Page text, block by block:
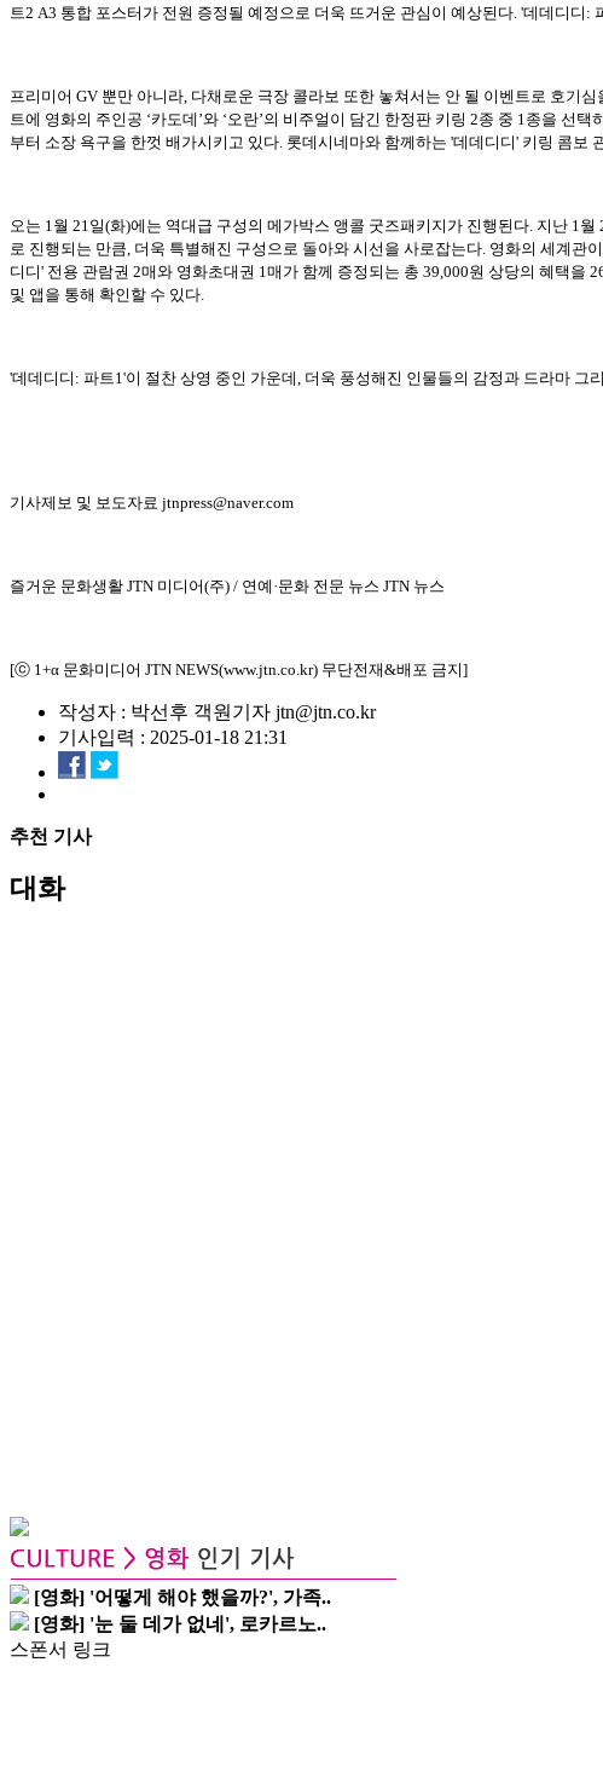
트2 A3 통합 포스터가 전원 증정될 예정으로 더욱 뜨거운 관심이 예상된다. '데데디디
프리미어 GV 뿐만 아니라, 다채로운 극장 콜라보 또한 놓쳐서는 안 될 이벤트로 호기
트에 영화의 주인공 ‘카도데’와 ‘오란’의 비주얼이 담긴 한정판 키링 2종 중 1종을
부터 소장 욕구을 한껏 배가시키고 있다. 롯데시네마와 함께하는 '데데디디' 키링 콤
오는 1월 21일(화)에는 역대급 구성의 메가박스 앵콜 굿즈패키지가 진행된다. 지난 1
로 진행되는 만큼, 더욱 특별해진 구성으로 돌아와 시선을 사로잡는다. 영화의 세계
디디' 전용 관람권 2매와 영화초대권 1매가 함께 증정되는 총 39,000원 상당의 혜택
및 앱을 통해 확인할 수 있다.
'데데디디: 파트1'이 절찬 상영 중인 가운데, 더욱 풍성해진 인물들의 감정과 드라마
기사제보 및 보도자료 jtnpress@naver.com
즐거운 문화생활 JTN 미디어(주) / 연예·문화 전문 뉴스 JTN 뉴스
[ⓒ 1+α 문화미디어 JTN NEWS(www.jtn.co.kr) 무단전재&배포 금지]
작성자 : 박선후 객원기자 jtn@jtn.co.kr
기사입력 : 2025-01-18 21:31
추천 기사
대화
[영화] '어떻게 해야 했을까?', 가족..
[영화] '눈 둘 데가 없네', 로카르노..
스폰서 링크